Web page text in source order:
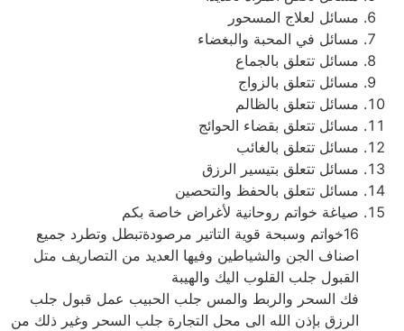
مسائل لعلاج المسحور
مسائل في المحبة والبغضاء
مسائل تتعلق بالجماع
مسائل تتعلق بالزواج
مسائل تتعلق بالظالم
مسائل تتعلق بقضاء الحوائج
مسائل تتعلق بالغائب
مسائل تتعلق بتيسير الرزق
مسائل تتعلق بالحفظ والتحصين
صياغة خواتم روحانية لأغراض خاصة بكم
16خواتم وسبحة قوية التاتير مرصودةتبطل وتطرد جميع
اصناف الجن والشياطين وفيها العديد من التصاريف متل
القبول جلب القلوب اليك والهيبة
فك السحر والربط والمس جلب الحبيب عمل قبول جلب
الرزق بإذن الله الى محل التجارة جلب السحر وغير ذلك من